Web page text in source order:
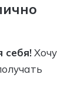
себя!Хочу